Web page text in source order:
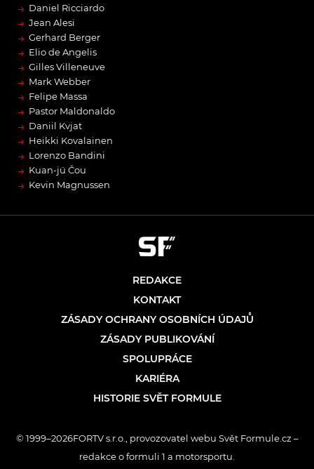
→ Daniel Ricciardo
→ Jean Alesi
→ Gerhard Berger
→ Elio de Angelis
→ Gilles Villeneuve
→ Mark Webber
→ Felipe Massa
→ Pastor Maldonaldo
→ Daniil Kvjat
→ Heikki Kovalainen
→ Lorenzo Bandini
→ Kuan-jü Čou
→ Kevin Magnussen
REDAKCE
KONTAKT
ZÁSADY OCHRANY OSOBNÍCH ÚDAJŮ
ZÁSADY PUBLIKOVÁNÍ
SPOLUPRÁCE
KARIÉRA
HISTORIE SVĚT FORMULE
© 1999–2026FORTV s.r.o., provozovatel webu Svět Formule.cz –
redakce o formuli 1 a motorsportu.